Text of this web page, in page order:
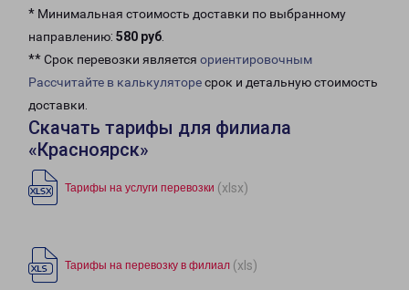
* Минимальная стоимость доставки по выбранному
направлению: 580 руб.
** Срок перевозки является ориентировочным
Рассчитайте в калькуляторесрок и детальную стоимость
доставки.
Скачать тарифы для филиала
«Красноярск»
Тарифы на услуги перевозки (xlsx)
Тарифы на перевозку в филиал (xls)